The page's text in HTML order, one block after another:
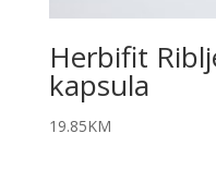
Herbifit
kapsula
19.85KM